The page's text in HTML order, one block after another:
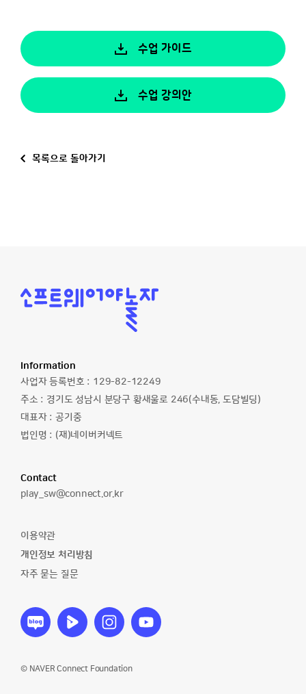
수업 가이드
수업 강의안
목록으로 돌아가기
소
프
놀
자
Information
사업자 등록번호 : 129-82-12249
주소 : 경기도 성남시 분당구 황새울로 246(수내동, 도담빌딩)
대표자 : 공기중
법인명 : (재)네이버커넥트
Contact
이
일
play_sw@connect.or.kr
© NAVER Connect Foundation
이용약관
개인정보 처리방침
자주 묻는 질문
소
프
트
야
소
프
트
야
소
프
트
야
소
프
트
야